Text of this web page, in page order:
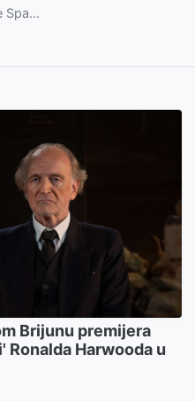
Spa...
Brijunu premijera
Harwooda u